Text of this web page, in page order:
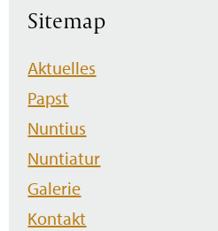
Sitemap
Navigation
überspringen
Aktuelles
Papst
Nuntius
Nuntiatur
Galerie
Kontakt